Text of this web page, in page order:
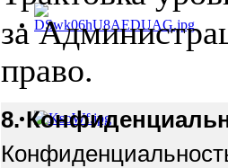
за
право.
8.